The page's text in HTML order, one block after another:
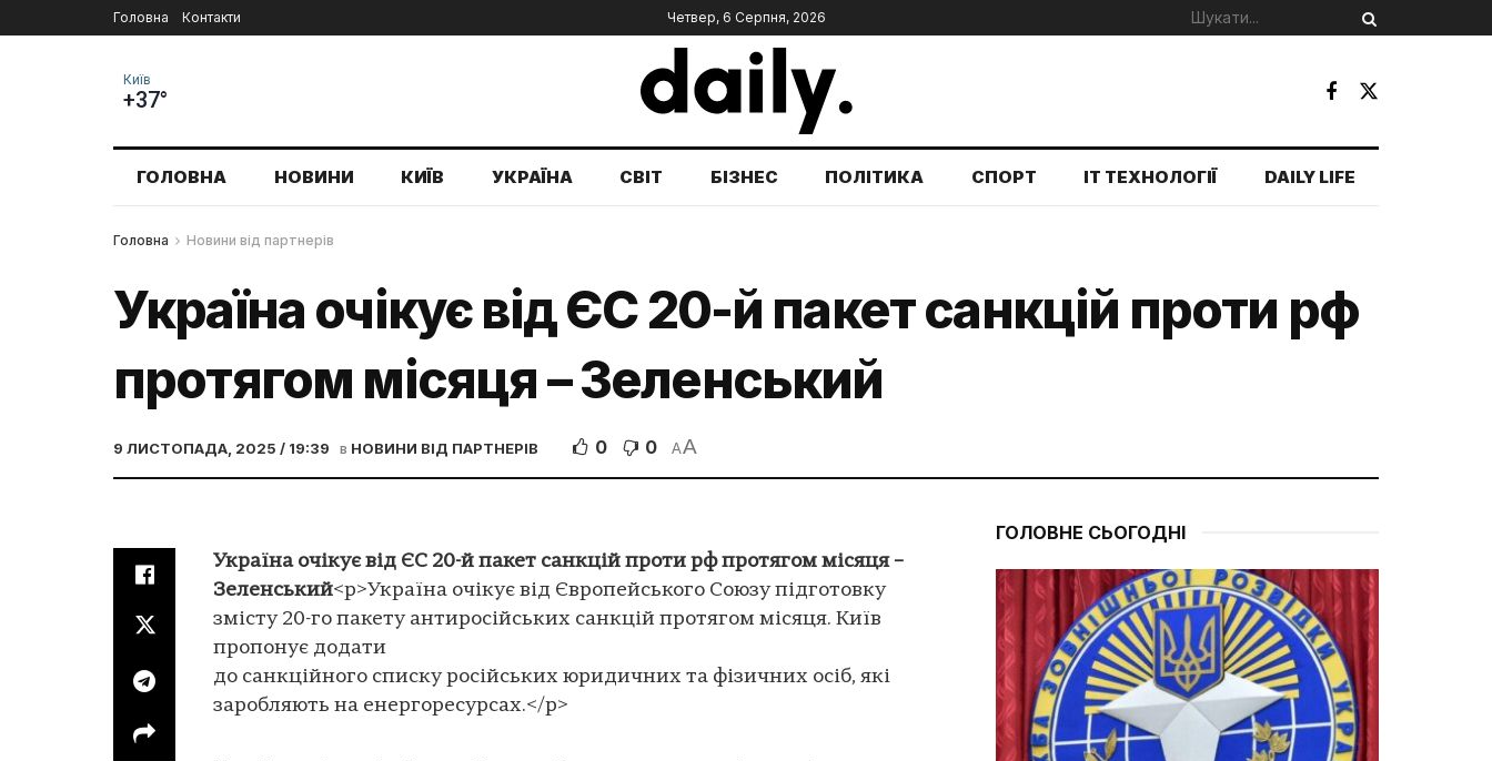
Головна Контакти Четвер, 6 Серпня, 2026
Київ
+37°
ГОЛОВНА НОВИНИ КИЇВ УКРАЇНА СВІТ БІЗНЕС ПОЛІТИКА СПОРТ IT ТЕХНОЛОГІЇ DAILY LIFE
Головна Новини від партнерів
Україна очікує від ЄС 20-й пакет санкцій проти рф
протягом місяця – Зеленський
9 ЛИСТОПАДА, 2025 / 19:39 в НОВИНИ ВІД ПАРТНЕРІВ 0 0 AA
Україна очікує від ЄС 20-й пакет санкцій проти рф протягом місяця –
Зеленський<p>Україна очікує від Європейського Союзу підготовку
змісту 20-го пакету антиросійських санкцій протягом місяця. Київ
пропонує додати
до санкційного списку російських юридичних та фізичних осіб, які
заробляють на енергоресурсах.</p>
ГОЛОВНЕ СЬОГОДНІ